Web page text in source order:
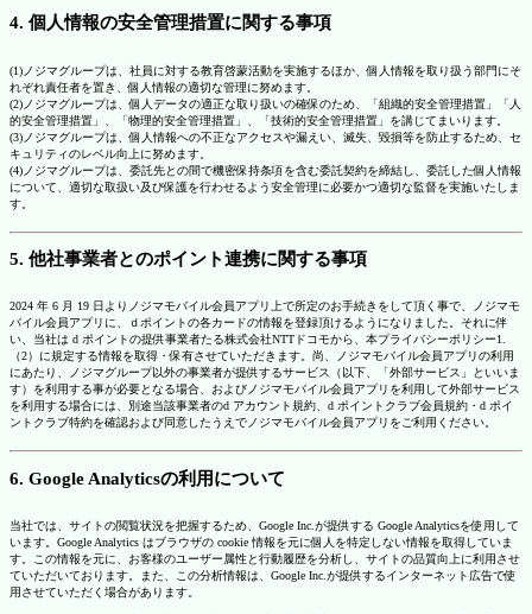
4. 個人情報の安全管理措置に関する事項
(1)ノジマグループは、社員に対する教育啓蒙活動を実施するほか、個人情報を取り扱う部門にそ
れぞれ責任者を置き、個人情報の適切な管理に努めます。
(2)ノジマグループは、個人データの適正な取り扱いの確保のため、「組織的安全管理措置」「人
的安全管理措置」、「物理的安全管理措置」、「技術的安全管理措置」を講じてまいります。
(3)ノジマグループは、個人情報への不正なアクセスや漏えい、滅失、毀損等を防止するため、セ
キュリティのレベル向上に努めます。
(4)ノジマグループは、委託先との間で機密保持条項を含む委託契約を締結し、委託した個人情報
について、適切な取扱い及び保護を行わせるよう安全管理に必要かつ適切な監督を実施いたしま
す。
5. 他社事業者とのポイント連携に関する事項
2024 年 6 月 19 日よりノジマモバイル会員アプリ上で所定のお手続きをして頂く事で、ノジマモ
バイル会員アプリに、ｄポイントの各カードの情報を登録頂けるようになりました。それに伴
い、当社は d ポイントの提供事業者たる株式会社NTTドコモから、本プライバシーポリシー1.
（2）に規定する情報を取得・保有させていただきます。尚、ノジマモバイル会員アプリの利用
にあたり、ノジマグループ以外の事業者が提供するサービス（以下、「外部サービス」といいま
す）を利用する事が必要となる場合、およびノジマモバイル会員アプリを利用して外部サービス
を利用する場合には、別途当該事業者のd アカウント規約、d ポイントクラブ会員規約・d ポイ
ントクラブ特約を確認および同意したうえでノジマモバイル会員アプリをご利用ください。
6. Google Analyticsの利用について
当社では、サイトの閲覧状況を把握するため、Google Inc.が提供する Google Analyticsを使用して
います。Google Analytics はブラウザの cookie 情報を元に個人を特定しない情報を取得していま
す。この情報を元に、お客様のユーザー属性と行動履歴を分析し、サイトの品質向上に利用させ
ていただいております。また、この分析情報は、Google Inc.が提供するインターネット広告で使
用させていただく場合があります。